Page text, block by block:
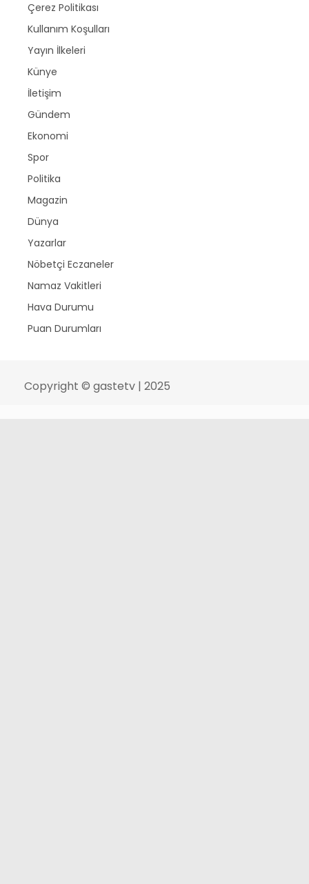
Çerez Politikası
Kullanım Koşulları
Yayın İlkeleri
Künye
İletişim
Gündem
Ekonomi
Spor
Politika
Magazin
Dünya
Yazarlar
Nöbetçi Eczaneler
Namaz Vakitleri
Hava Durumu
Puan Durumları
Copyright © gastetv | 2025